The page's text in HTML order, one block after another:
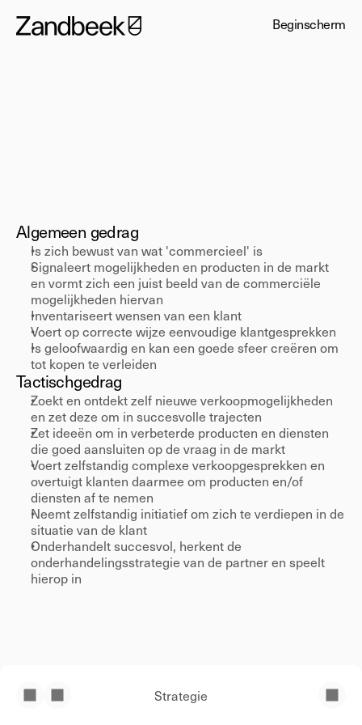
Beginscherm
Strategie
Algemeen gedrag
Is zich bewust van wat 'commercieel' is
Signaleert mogelijkheden en producten in de markt
en vormt zich een juist beeld van de commerciële
mogelijkheden hiervan
Inventariseert wensen van een klant
Voert op correcte wijze eenvoudige klantgesprekken
Is geloofwaardig en kan een goede sfeer creëren om
tot kopen te verleiden
Tactischgedrag
Zoekt en ontdekt zelf nieuwe verkoopmogelijkheden
en zet deze om in succesvolle trajecten
Zet ideeën om in verbeterde producten en diensten
die goed aansluiten op de vraag in de markt
Voert zelfstandig complexe verkoopgesprekken en
overtuigt klanten daarmee om producten en/of
diensten af te nemen
Neemt zelfstandig initiatief om zich te verdiepen in de
situatie van de klant
Onderhandelt succesvol, herkent de
onderhandelingsstrategie van de partner en speelt
hierop in